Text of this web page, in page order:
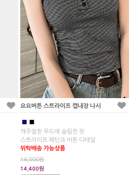
요요버튼 스트라이프 캡내장 나시
■ ■
캐주얼한 무드에 슬림한 핏
스트라이프 패턴과 버튼 디테일
위탁배송 가능상품
16,000원
14,400원